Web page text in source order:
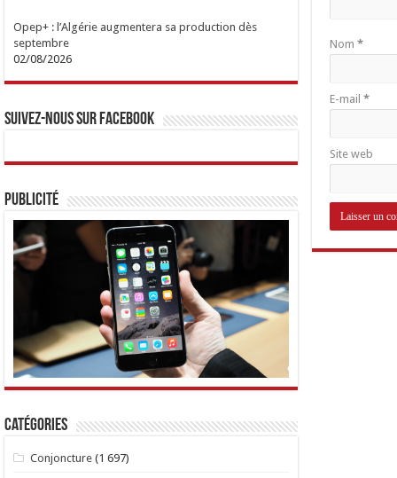
Nom *
E-mail *
Site web
Opep+ : l’Algérie augmentera sa production dès
septembre
02/08/2026
Suivez-nous sur Facebook
Publicité
Catégories
Conjoncture (1 697)